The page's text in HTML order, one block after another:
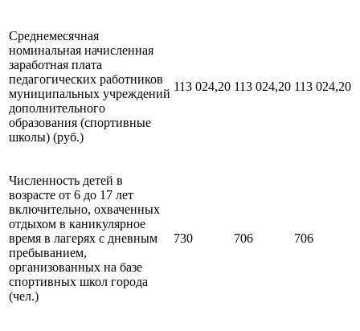
Среднемесячная
номинальная начисленная
заработная плата
педагогических работников
муниципальных учреждений
дополнительного
образования (спортивные
школы) (руб.)
113 024,20 113 024,20 113 024,20
Численность детей в
возрасте от 6 до 17 лет
включительно, охваченных
отдыхом в каникулярное
время в лагерях с дневным
пребыванием,
организованных на базе
спортивных школ города
(чел.)
730 706 706